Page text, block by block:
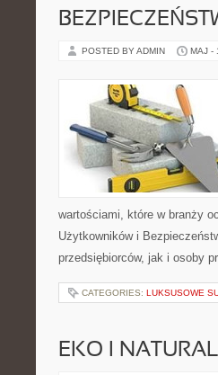
POSTED BY ADMIN MAJ -
wartościami, które w branży
Użytkowników i
przedsiębiorców, jak i osoby
CATEGORIES: LUKSUSOWE
EKO I